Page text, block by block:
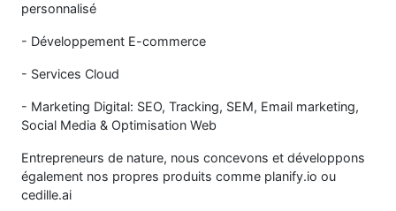
personnalisé
- Développement E-commerce
- Services Cloud
- Marketing Digital: SEO, Tracking, SEM, Email marketing,
Social Media & Optimisation Web
Entrepreneurs de nature, nous concevons et développons
également nos propres produits comme planify.io ou
cedille.ai